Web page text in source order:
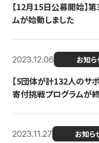
【12月15日公募開始】
ムが始動しました
2023.12.06 お知ら
【5団体が計132人のサ
寄付挑戦プログラムが
2023.11.27 お知ら